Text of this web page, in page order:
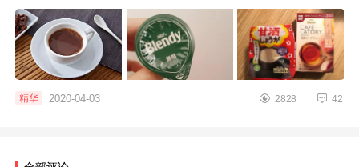
糖拿铁味、红茶味、可可味减...
精华 2020-04-03 2828 42